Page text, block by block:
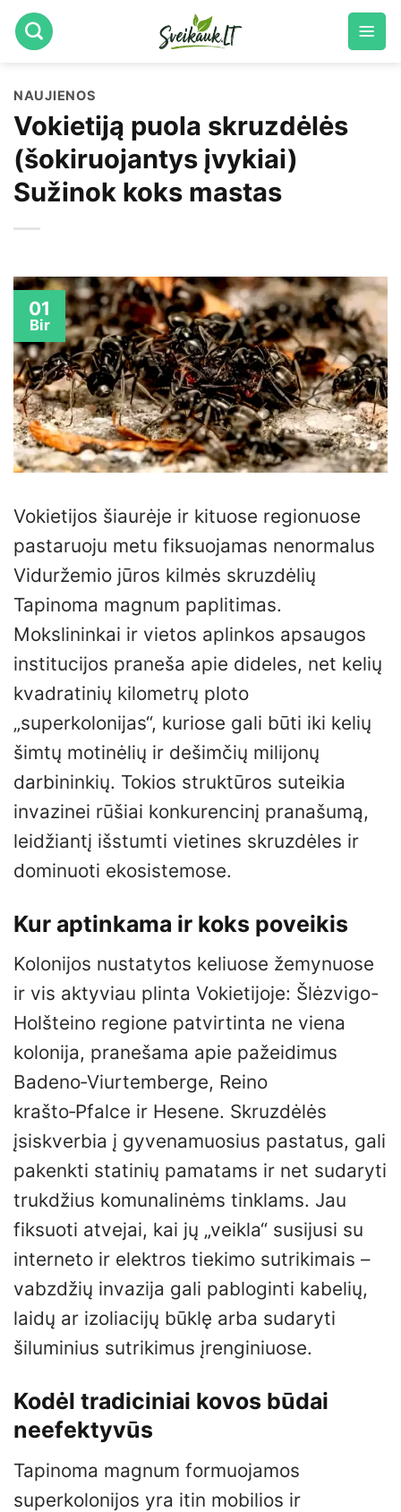
Skip
to
NAUJIENOS
Vokietiją puola skruzdėlės
(šokiruojantys įvykiai)
Sužinok koks mastas
01
Bir
Vokietijos šiaurėje ir kituose regionuose
pastaruoju metu fiksuojamas nenormalus
Viduržemio jūros kilmės skruzdėlių
Tapinoma magnum paplitimas.
Mokslininkai ir vietos aplinkos apsaugos
institucijos praneša apie dideles, net kelių
kvadratinių kilometrų ploto
„superkolonijas“, kuriose gali būti iki kelių
šimtų motinėlių ir dešimčių milijonų
darbininkių. Tokios struktūros suteikia
invazinei rūšiai konkurencinį pranašumą,
leidžiantį išstumti vietines skruzdėles ir
dominuoti ekosistemose.
Kur aptinkama ir koks poveikis
Kolonijos nustatytos keliuose žemynuose
ir vis aktyviau plinta Vokietijoje: Šlėzvigo-
Holšteino regione patvirtinta ne viena
kolonija, pranešama apie pažeidimus
Badeno‑Viurtemberge, Reino
krašto‑Pfalce ir Hesene. Skruzdėlės
įsiskverbia į gyvenamuosius pastatus, gali
pakenkti statinių pamatams ir net sudaryti
trukdžius komunalinėms tinklams. Jau
fiksuoti atvejai, kai jų „veikla“ susijusi su
interneto ir elektros tiekimo sutrikimais –
vabzdžių invazija gali pabloginti kabelių,
laidų ar izoliacijų būklę arba sudaryti
šiluminius sutrikimus įrenginiuose.
Kodėl tradiciniai kovos būdai
neefektyvūs
Tapinoma magnum formuojamos
superkolonijos yra itin mobilios ir